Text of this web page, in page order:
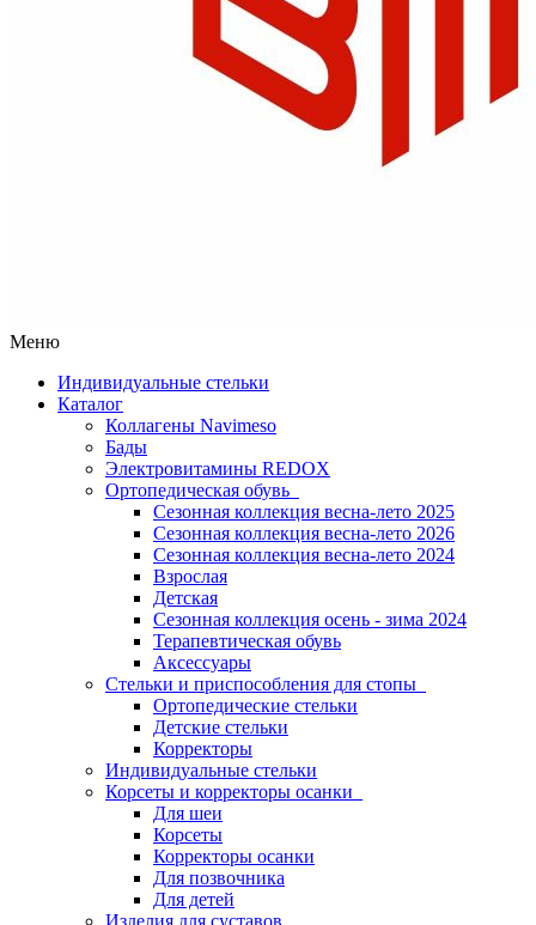
Меню
Индивидуальные стельки
Каталог
Коллагены Navimeso
Бады
Электровитамины REDOX
Ортопедическая обувь
Сезонная коллекция весна-лето 2025
Сезонная коллекция весна-лето 2026
Сезонная коллекция весна-лето 2024
Взрослая
Детская
Сезонная коллекция осень - зима 2024
Терапевтическая обувь
Аксессуары
Стельки и приспособления для стопы
Ортопедические стельки
Детские стельки
Корректоры
Индивидуальные стельки
Корсеты и корректоры осанки
Для шеи
Корсеты
Корректоры осанки
Для позвочника
Для детей
Изделия для суставов